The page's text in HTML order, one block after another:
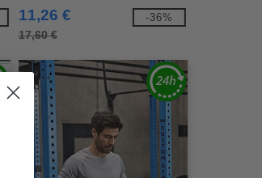
11,26 €
17,60 €
-36%